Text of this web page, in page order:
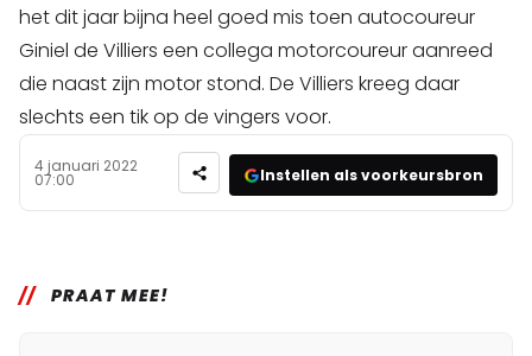
het dit jaar bijna heel goed mis toen autocoureur
Giniel de Villiers een collega motorcoureur aanreed
die naast zijn motor stond. De Villiers kreeg daar
slechts een tik op de vingers voor.
4 januari 2022
07:00 Instellen als voorkeursbron
PRAAT MEE!